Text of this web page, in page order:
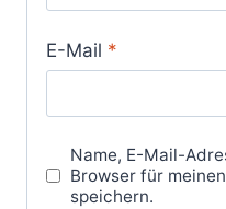
E-Mail *
Name, E-Mail-
Browser für
speichern.